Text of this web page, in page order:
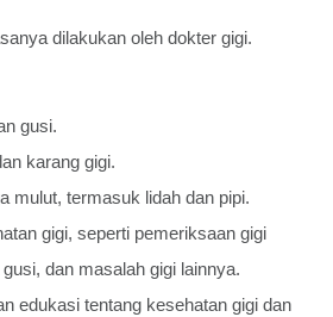
dilakukan oleh dokter gigi.
gusi.
karang gigi.
mulut, termasuk lidah dan pipi.
gigi, seperti pemeriksaan gigi
dan masalah gigi lainnya.
edukasi tentang kesehatan gigi dan